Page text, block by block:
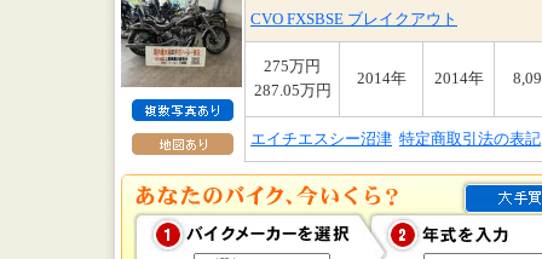
CVO FXSBSE ブレイクアウト
275万円
287.05万円
2014年 2014年
エイチエスシー沼津 特定商取引法の表記